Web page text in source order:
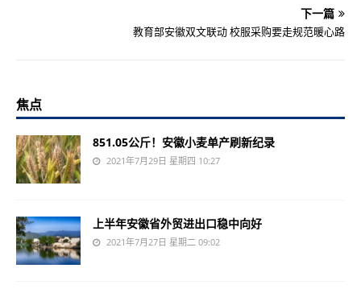
下一篇
教育部安徽双文联动 校服采购要走规范暖心路
焦点
851.05公斤！安徽小麦单产刷新纪录
2021年7月29日 星期四 10:27
上半年安徽省外贸进出口稳中向好
2021年7月27日 星期二 09:02